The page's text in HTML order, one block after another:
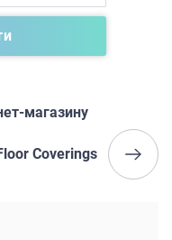
магазину
Coverings